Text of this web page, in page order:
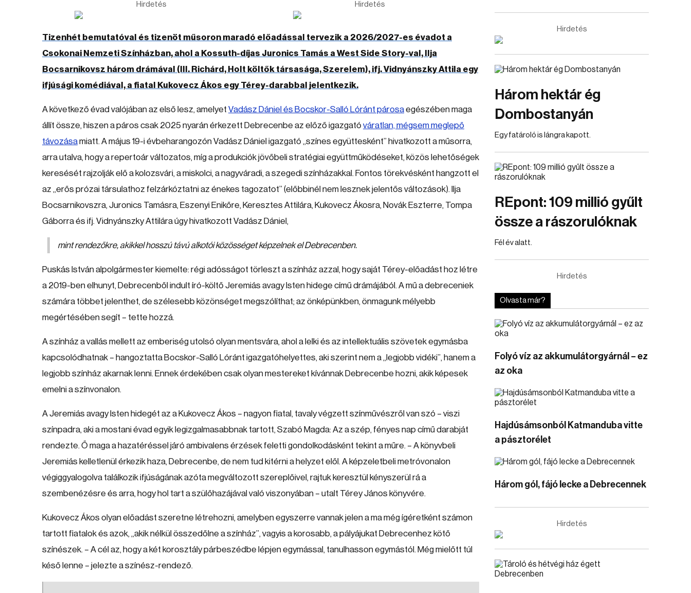
Hirdetés Hirdetés
Tizenhét bemutatóval és tizenöt műsoron maradó előadással tervezik a 2026/2027-es évadot a
Csokonai Nemzeti Színházban, ahol a Kossuth-díjas Juronics Tamás a West Side Story-val, Ilja
Bocsarnikovsz három drámával (III. Richárd, Holt költők társasága, Szerelem), ifj. Vidnyánszky Attila egy
ifjúsági komédiával, a fiatal Kukovecz Ákos egy Térey-darabbal jelentkezik.
A következő évad valójában az első lesz, amelyet Vadász Dániel és Bocskor-Salló Lóránt párosaegészében maga
állít össze, hiszen a páros csak 2025 nyarán érkezett Debrecenbe az előző igazgató váratlan, mégsem meglepő
távozásamiatt. A május 19-i évbeharangozón Vadász Dániel igazgató „színes együttesként” hivatkozott a műsorra,
arra utalva, hogy a repertoár változatos, míg a produkciók jövőbeli stratégiai együttműködéseket, közös lehetőségek
keresését rajzolják elő a kolozsvári, a miskolci, a nagyváradi, a szegedi színházakkal. Fontos törekvésként hangzott el
az „erős prózai társulathoz felzárkóztatni az énekes tagozatot” (előbbinél nem lesznek jelentős változások). Ilja
Bocsarnikovszra, Juronics Tamásra, Eszenyi Enikőre, Keresztes Attilára, Kukovecz Ákosra, Novák Eszterre, Tompa
Gáborra és ifj. Vidnyánszky Attilára úgy hivatkozott Vadász Dániel,
mint rendezőkre, akikkel hosszú távú alkotói közösséget képzelnek el Debrecenben.
Puskás István alpolgármester kiemelte: régi adósságot törleszt a színház azzal, hogy saját Térey-előadást hoz létre
a 2019-ben elhunyt, Debrecenből indult író-költő Jeremiás avagy Isten hidege című drámájából. A mű a debreceniek
számára többet jelenthet, de szélesebb közönséget megszólíthat; az önképünkben, önmagunk mélyebb
megértésében segít – tette hozzá.
A színház a vallás mellett az emberiség utolsó olyan mentsvára, ahol a lelki és az intellektuális szövetek egymásba
kapcsolódhatnak – hangoztatta Bocskor-Salló Lóránt igazgatóhelyettes, aki szerint nem a „legjobb vidéki”, hanem a
legjobb színház akarnak lenni. Ennek érdekében csak olyan mestereket kívánnak Debrecenbe hozni, akik képesek
emelni a színvonalon.
A Jeremiás avagy Isten hidegét az a Kukovecz Ákos – nagyon fiatal, tavaly végzett színművészről van szó – viszi
színpadra, aki a mostani évad egyik legizgalmasabbnak tartott, Szabó Magda: Az a szép, fényes nap című darabját
rendezte. Ő maga a hazatéréssel járó ambivalens érzések feletti gondolkodásként tekint a műre. – A könyvbeli
Jeremiás kelletlenül érkezik haza, Debrecenbe, de nem tud kitérni a helyzet elől. A képzeletbeli metróvonalon
végiggyalogolva találkozik ifjúságának azóta megváltozott szereplőivel, rajtuk keresztül kényszerül rá a
szembenézésre és arra, hogy hol tart a szülőhazájával való viszonyában – utalt Térey János könyvére.
Kukovecz Ákos olyan előadást szeretne létrehozni, amelyben egyszerre vannak jelen a ma még ígéretként számon
tartott fiatalok és azok, „akik nélkül összedőlne a színház”, vagyis a korosabb, a pályájukat Debrecenhez kötő
színészek. – A cél az, hogy a két korosztály párbeszédbe lépjen egymással, tanulhasson egymástól. Még mielőtt túl
késő lenne – jelezte a színész-rendező.
Hirdetés
Három hektár ég
Dombostanyán
Egy fatároló is lángra kapott.
REpont: 109 millió gyűlt
össze a rászorulóknak
Fél év alatt.
Hirdetés
Olvasta már?
Folyó víz az akkumulátorgyárnál – ez
az oka
Hajdúsámsonból Katmanduba vitte
a pásztorélet
Három gól, fájó lecke a Debrecennek
Hirdetés